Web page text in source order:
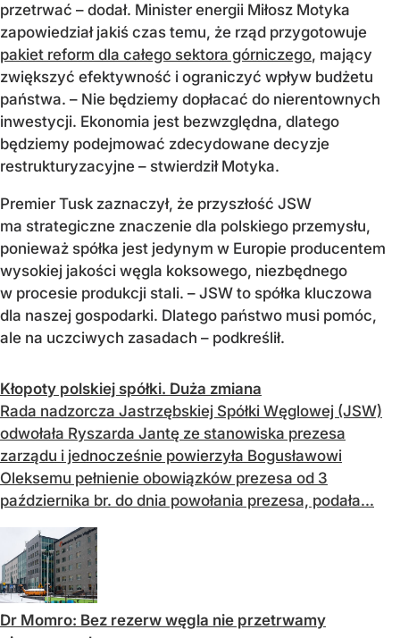
przetrwać – dodał. Minister energii Miłosz Motyka
zapowiedział jakiś czas temu, że rząd przygotowuje
pakiet reform dla całego sektora górniczego, mający
zwiększyć efektywność i ograniczyć wpływ budżetu
państwa. – Nie będziemy dopłacać do nierentownych
inwestycji. Ekonomia jest bezwzględna, dlatego
będziemy podejmować zdecydowane decyzje
restrukturyzacyjne – stwierdził Motyka.
Premier Tusk zaznaczył, że przyszłość JSW
ma strategiczne znaczenie dla polskiego przemysłu,
ponieważ spółka jest jedynym w Europie producentem
wysokiej jakości węgla koksowego, niezbędnego
w procesie produkcji stali. – JSW to spółka kluczowa
dla naszej gospodarki. Dlatego państwo musi pomóc,
ale na uczciwych zasadach – podkreślił.
Kłopoty polskiej spółki. Duża zmiana
Rada nadzorcza Jastrzębskiej Spółki Węglowej (JSW)
odwołała Ryszarda Jantę ze stanowiska prezesa
zarządu i jednocześnie powierzyła Bogusławowi
Oleksemu pełnienie obowiązków prezesa od 3
października br. do dnia powołania prezesa, podała...
Dr Momro: Bez rezerw węgla nie przetrwamy